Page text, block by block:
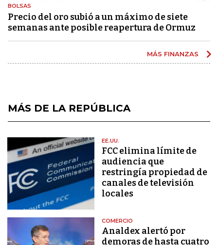
BOLSAS
Precio del oro subió a un máximo de siete
semanas ante posible reapertura de Ormuz
MÁS FINANZAS
MÁS DE LA REPÚBLICA
EE.UU.
FCC elimina límite de
audiencia que
restringía propiedad de
canales de televisión
locales
COMERCIO
Analdex alertó por
demoras de hasta cuatro